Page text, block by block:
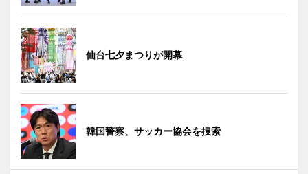
仙台七夕まつりが開幕
韓国警察、サッカー協会を捜索